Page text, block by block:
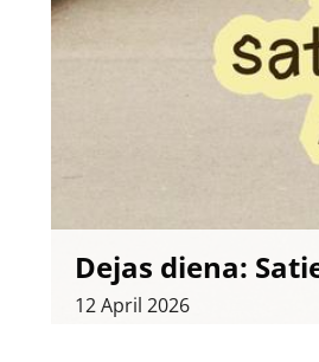
Dejas diena:
12April 2026